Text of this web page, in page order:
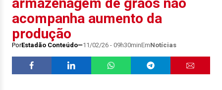
acompanha aumento da
produção
PorEstadão Conteúdo 11/02/26 - 09h30minEmNotícias